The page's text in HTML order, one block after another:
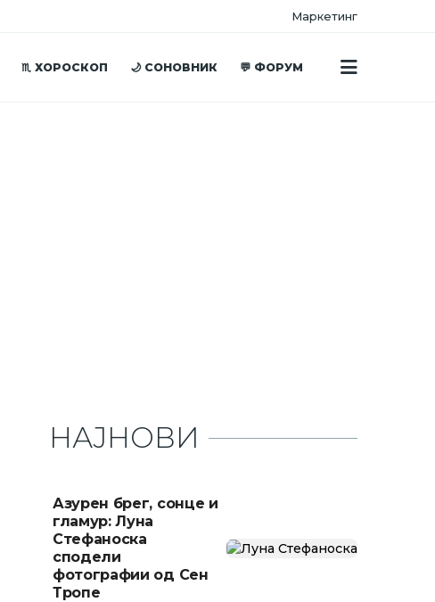
Маркетинг
♏ ХОРОСКОП 🌙 СОНОВНИК 💬 ФОРУМ
НАЈНОВИ
Азурен брег, сонце и
гламур: Луна
Стефаноска
сподели
фотографии од Сен
Тропе